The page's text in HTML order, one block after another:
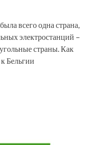
всего одна страна,
электростанций –
страны. Как
Бельгии